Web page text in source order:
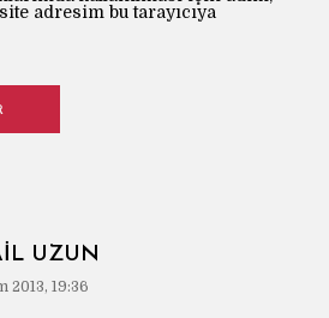
adresim bu tarayıcıya
UZUN
2013, 19:36